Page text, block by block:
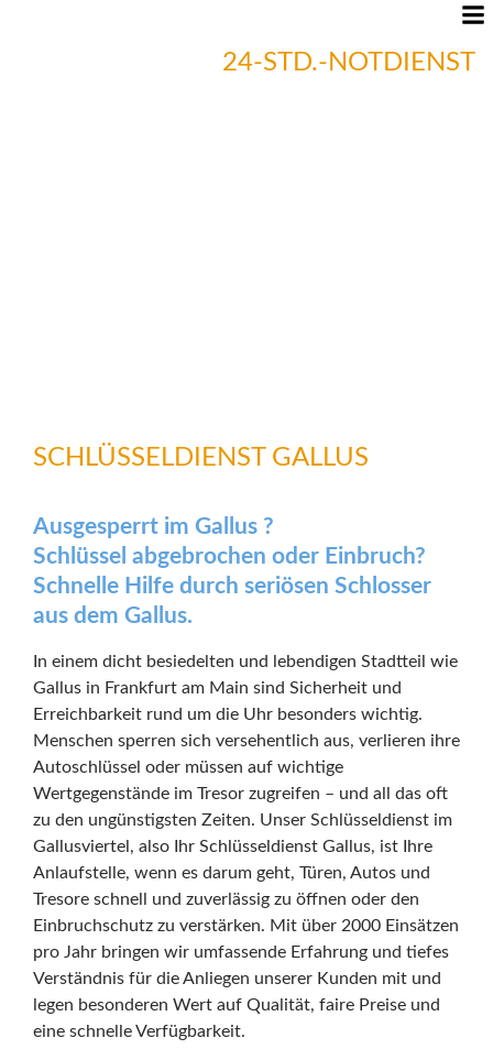
24-STD.-NOTDIENST
SCHLÜSSELDIENST GALLUS
Ausgesperrt im Gallus ?
Schlüssel abgebrochen oder Einbruch?
Schnelle Hilfe durch seriösen Schlosser
aus dem Gallus.
In einem dicht besiedelten und lebendigen Stadtteil wie
Gallus in Frankfurt am Main sind Sicherheit und
Erreichbarkeit rund um die Uhr besonders wichtig.
Menschen sperren sich versehentlich aus, verlieren ihre
Autoschlüssel oder müssen auf wichtige
Wertgegenstände im Tresor zugreifen – und all das oft
zu den ungünstigsten Zeiten. Unser Schlüsseldienst im
Gallusviertel, also Ihr Schlüsseldienst Gallus, ist Ihre
Anlaufstelle, wenn es darum geht, Türen, Autos und
Tresore schnell und zuverlässig zu öffnen oder den
Einbruchschutz zu verstärken. Mit über 2000 Einsätzen
pro Jahr bringen wir umfassende Erfahrung und tiefes
Verständnis für die Anliegen unserer Kunden mit und
legen besonderen Wert auf Qualität, faire Preise und
eine schnelle Verfügbarkeit.